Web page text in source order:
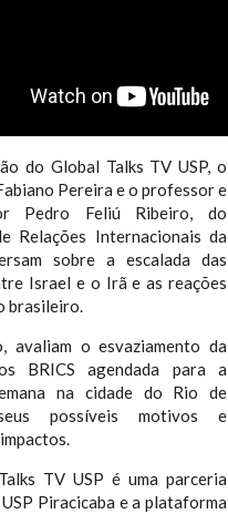
do Global Talks TV USP, o
Pereira e o professor e
Pedro Feliú Ribeiro, do
Relações Internacionais da
sobre a escalada das
Israel e o Irã e as reações
brasileiro.
avaliam o esvaziamento da
BRICS agendada para a
na cidade do Rio de
possíveis motivos e
TV USP é uma parceria
Piracicaba e a plataforma